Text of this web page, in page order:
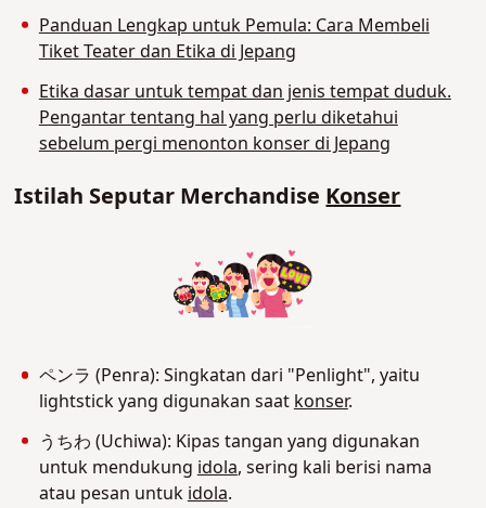
Panduan Lengkap untuk Pemula: Cara Membeli
Tiket Teater dan Etika di Jepang
Etika dasar untuk tempat dan jenis tempat duduk.
Pengantar tentang hal yang perlu diketahui
sebelum pergi menonton konser di Jepang
Istilah Seputar MerchandiseKonser
ペンラ (Penra): Singkatan dari "Penlight", yaitu
lightstick yang digunakan saatkonser.
うちわ (Uchiwa): Kipas tangan yang digunakan
untuk mendukung idola, sering kali berisi nama
atau pesan untuk idola.